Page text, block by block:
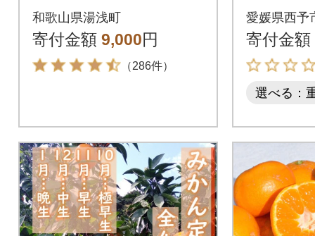
田・庄助みかん5kg(家
庭用品・サイズ混合)
和歌山県湯浅町
寄付金額 9,000円
（286件）
サイズ
わけあ
愛媛県西予
寄付金額
選べる：